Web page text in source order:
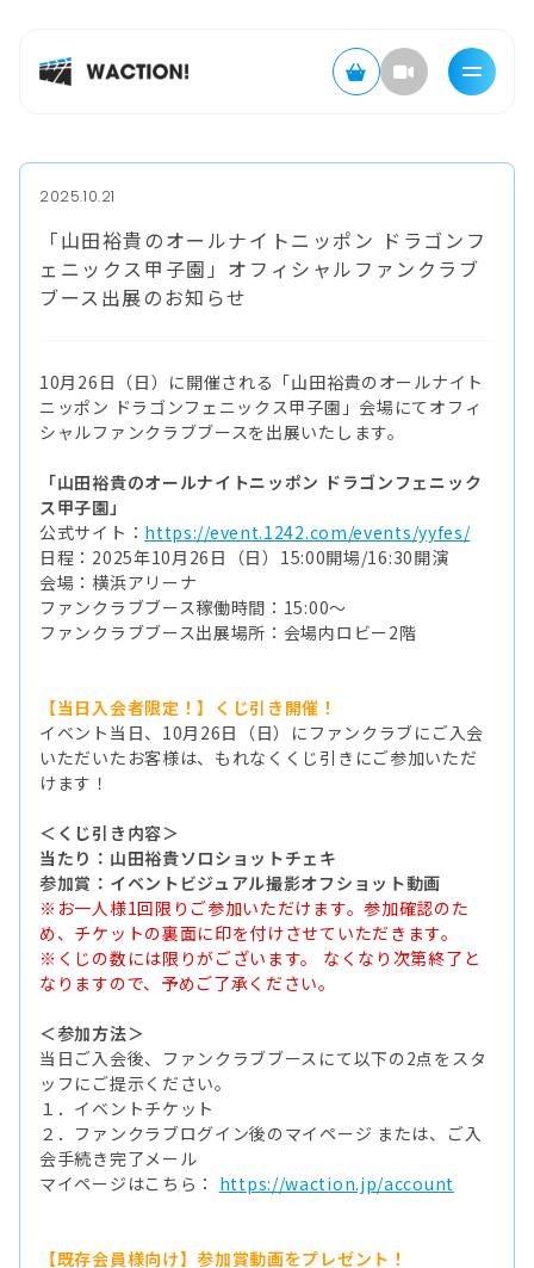
2025.10.21
「山田裕貴のオールナイトニッポン ドラゴンフ
ェニックス甲子園」オフィシャルファンクラブ
ブース出展のお知らせ
10月26日（日）に開催される「山田裕貴のオールナイト
ニッポン ドラゴンフェニックス甲子園」会場にてオフィ
シャルファンクラブブースを出展いたします。
「山田裕貴のオールナイトニッポン ドラゴンフェニック
ス甲子園」
公式サイト： https://event.1242.com/events/yyfes/
日程：2025年10月26日（日）15:00開場/16:30開演
会場：横浜アリーナ
ファンクラブブース稼働時間：15:00～
ファンクラブブース出展場所：会場内ロビー2階
【当日入会者限定！】くじ引き開催！
イベント当日、10月26日（日）にファンクラブにご入会
いただいたお客様は、もれなくくじ引きにご参加いただ
けます！
＜くじ引き内容＞
当たり：山田裕貴ソロショットチェキ
参加賞：イベントビジュアル撮影オフショット動画
※お一人様1回限りご参加いただけます。参加確認のた
め、チケットの裏面に印を付けさせていただきます。
※くじの数には限りがございます。 なくなり次第終了と
なりますので、予めご了承ください。
＜参加方法＞
当日ご入会後、ファンクラブブースにて以下の2点をスタ
ッフにご提示ください。
１．イベントチケット
２．ファンクラブログイン後のマイページ または、ご入
会手続き完了メール
マイページはこちら： https://waction.jp/account
【既存会員様向け】参加賞動画をプレゼント！